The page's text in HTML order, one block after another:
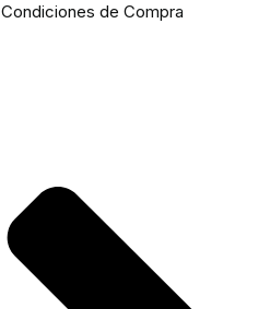
Condiciones de Compra